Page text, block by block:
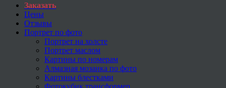
Заказать
Цены
Отзывы
Портрет по фото
Портрет на холсте
Портрет маслом
Картины по номерам
Алмазная мозаика по фото
Картины блестками
Фотокубик трансформер